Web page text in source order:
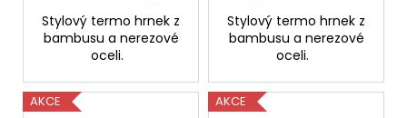
Stylový termo hrnek z
bambusu a nerezové
oceli.
Stylový termo hrnek z
bambusu a nerezové
oceli.
AKCE AKCE